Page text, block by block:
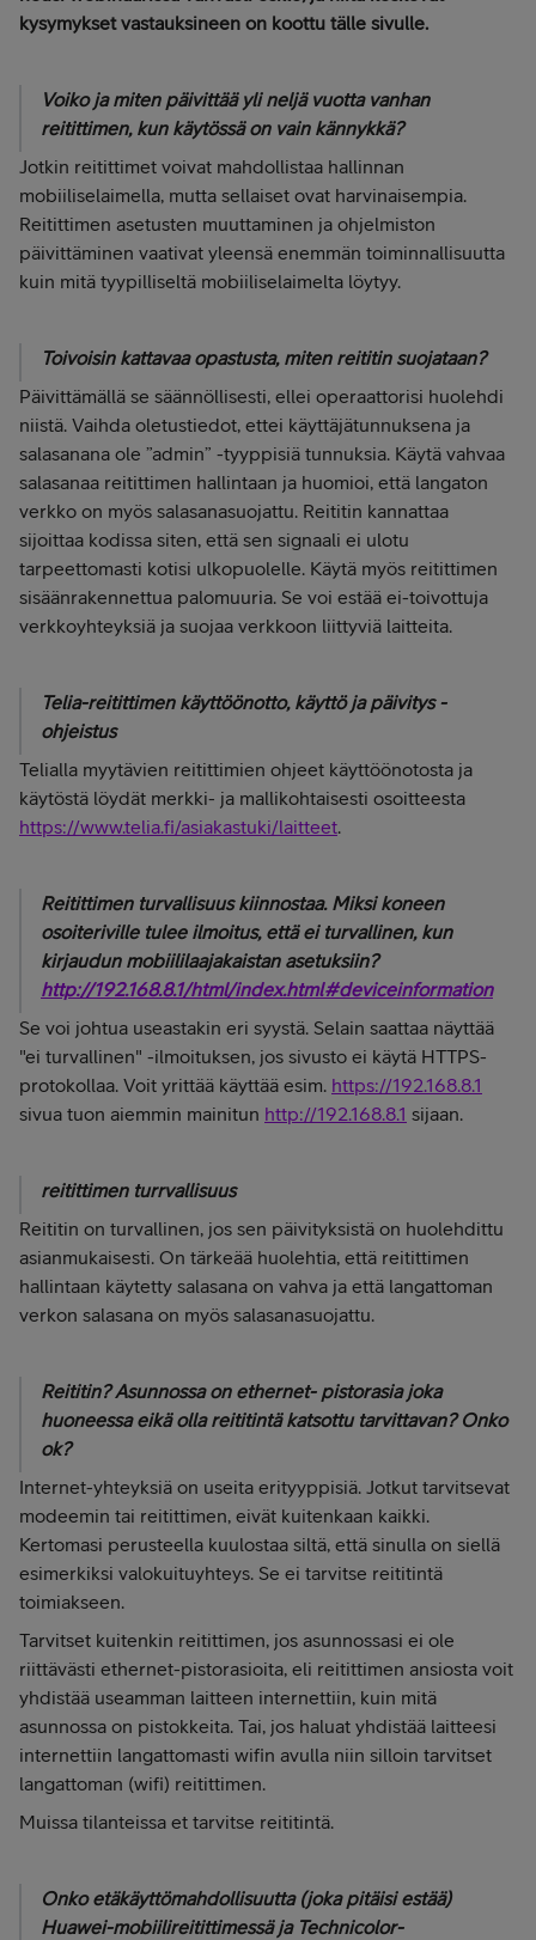
kysymykset vastauksineen on koottu tälle sivulle.
Voiko ja miten päivittää yli neljä vuotta vanhan
reitittimen, kun käytössä on vain kännykkä?
Jotkin reitittimet voivat mahdollistaa hallinnan
mobiiliselaimella, mutta sellaiset ovat harvinaisempia.
Reitittimen asetusten muuttaminen ja ohjelmiston
päivittäminen vaativat yleensä enemmän toiminnallisuutta
kuin mitä tyypilliseltä mobiiliselaimelta löytyy.
Toivoisin kattavaa opastusta, miten reititin suojataan?
Päivittämällä se säännöllisesti, ellei operaattorisi huolehdi
niistä. Vaihda oletustiedot, ettei käyttäjätunnuksena ja
salasanana ole ”admin” -tyyppisiä tunnuksia. Käytä vahvaa
salasanaa reitittimen hallintaan ja huomioi, että langaton
verkko on myös salasanasuojattu. Reititin kannattaa
sijoittaa kodissa siten, että sen signaali ei ulotu
tarpeettomasti kotisi ulkopuolelle. Käytä myös reitittimen
sisäänrakennettua palomuuria. Se voi estää ei-toivottuja
verkkoyhteyksiä ja suojaa verkkoon liittyviä laitteita.
Telia-reitittimen käyttöönotto, käyttö ja päivitys -
ohjeistus
Telialla myytävien reitittimien ohjeet käyttöönotosta ja
käytöstä löydät merkki- ja mallikohtaisesti osoitteesta
https://www.telia.fi/asiakastuki/laitteet.
Reitittimen turvallisuus kiinnostaa. Miksi koneen
osoiteriville tulee ilmoitus, että ei turvallinen, kun
kirjaudun mobiililaajakaistan asetuksiin?
http://192.168.8.1/html/index.html#deviceinformation
Se voi johtua useastakin eri syystä. Selain saattaa näyttää
"ei turvallinen" -ilmoituksen, jos sivusto ei käytä HTTPS-
protokollaa. Voit yrittää käyttää esim. https://192.168.8.1
sivua tuon aiemmin mainitun http://192.168.8.1 sijaan.
reitittimen turrvallisuus
Reititin on turvallinen, jos sen päivityksistä on huolehdittu
asianmukaisesti. On tärkeää huolehtia, että reitittimen
hallintaan käytetty salasana on vahva ja että langattoman
verkon salasana on myös salasanasuojattu.
Reititin? Asunnossa on ethernet- pistorasia joka
huoneessa eikä olla reititintä katsottu tarvittavan? Onko
ok?
Internet-yhteyksiä on useita erityyppisiä. Jotkut tarvitsevat
modeemin tai reitittimen, eivät kuitenkaan kaikki.
Kertomasi perusteella kuulostaa siltä, että sinulla on siellä
esimerkiksi valokuituyhteys. Se ei tarvitse reititintä
toimiakseen.
Tarvitset kuitenkin reitittimen, jos asunnossasi ei ole
riittävästi ethernet-pistorasioita, eli reitittimen ansiosta voit
yhdistää useamman laitteen internettiin, kuin mitä
asunnossa on pistokkeita. Tai, jos haluat yhdistää laitteesi
internettiin langattomasti wifin avulla niin silloin tarvitset
langattoman (wifi) reitittimen.
Muissa tilanteissa et tarvitse reititintä.
Onko etäkäyttömahdollisuutta (joka pitäisi estää)
Huawei-mobiilireitittimessä ja Technicolor-